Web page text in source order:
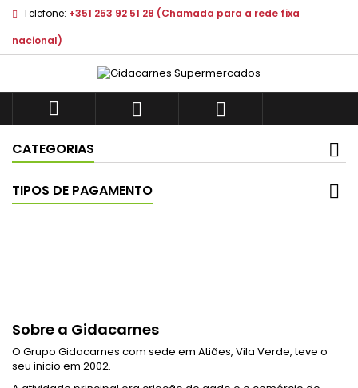
Telefone: +351 253 92 51 28 (Chamada para a rede fixa
nacional)
  
CATEGORIAS
TIPOS DE PAGAMENTO
Sobre a Gidacarnes
O Grupo Gidacarnes com sede em Atiães, Vila Verde, teve o
seu inicio em 2002.